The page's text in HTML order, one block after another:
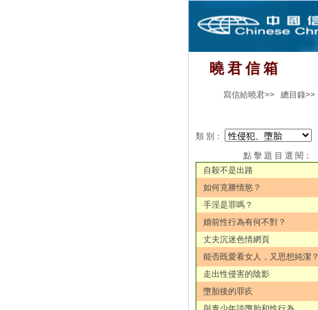
曉 君 信 箱
寫信給曉君>> 總目錄>>
類 別：
點 擊 題 目 選 閱：
自殺不是出路
如何克勝情慾？
手淫是罪嗎？
婚前性行為有何不對？
丈夫沉迷色情網頁
能否既愛看女人，又思想純潔？
走出性侵害的陰影
墮胎後的罪疚